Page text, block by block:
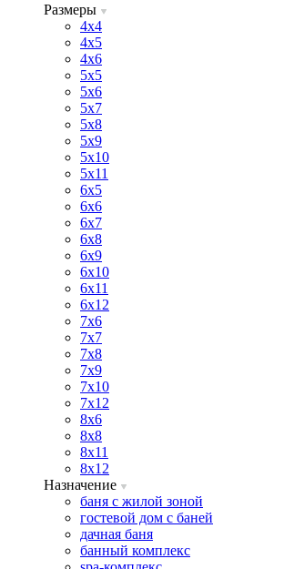
Размеры
4х4
4х5
4х6
5х5
5х6
5х7
5х8
5х9
5х10
5х11
6х5
6х6
6х7
6х8
6х9
6х10
6х11
6х12
7х6
7х7
7х8
7х9
7х10
7х12
8х6
8х8
8х11
8х12
Назначение
баня с жилой зоной
гостевой дом с баней
дачная баня
банный комплекс